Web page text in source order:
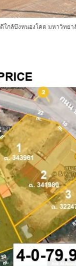
ใกล้บึงหนองโคต มหาวิทย